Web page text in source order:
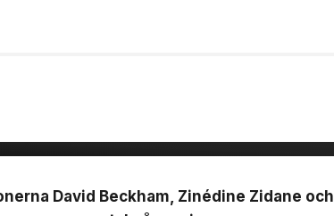
David Beckham, Zinédine Zidane och